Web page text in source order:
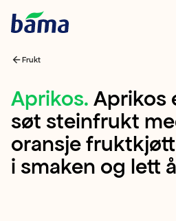
Frukt
Aprikos
Aprikos
er
en
Aprikos. Aprikos
søt steinfrukt
oransje
i smaken og lett